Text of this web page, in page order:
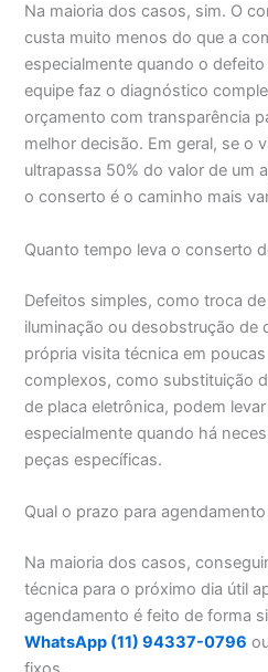
Na maioria dos casos, sim. O
custa muito menos do que a
especialmente quando o
equipe faz o diagnóstico
orçamento com transparência
melhor decisão. Em geral, se o
ultrapassa 50% do valor de um
o conserto é o caminho mais
Quanto tempo leva o conserto
Defeitos simples, como troca
iluminação ou desobstrução de
própria visita técnica em
complexos, como substituição
de placa eletrônica, podem
especialmente quando há
peças específicas.
Qual o prazo para
Na maioria dos casos,
técnica para o próximo dia útil
agendamento é feito de forma
WhatsApp (11) 94337-0796